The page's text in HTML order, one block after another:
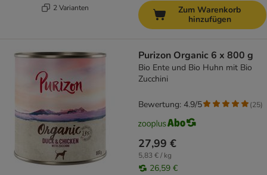
2 Varianten
Zum Warenkorb
hinzufügen
Purizon Organic 6 x 800 g
Bio Ente und Bio Huhn mit Bio
Zucchini
27,99 €
5,83 € / kg
26,59 €
Bewertung: 4.9/5 (25)